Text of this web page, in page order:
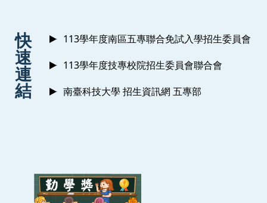
快
速
連
結
113學年度南區五專聯合免試入學招生委員會
113學年度技專校院招生委員會聯合會
南臺科技大學 招生資訊網 五專部